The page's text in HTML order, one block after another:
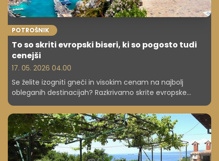
POTROŠNIK
To so skriti evropski biseri, ki so pogosto tudi
cenejši
17. 05. 2026 04.00
Se želite izogniti gneči in visokim cenam na najbolj
obleganih destinacijah? Razkrivamo skrite evropske
bisere, ki jih za letos priporočajo strokovnjaki – in zakaj so
lahko boljša izbira.